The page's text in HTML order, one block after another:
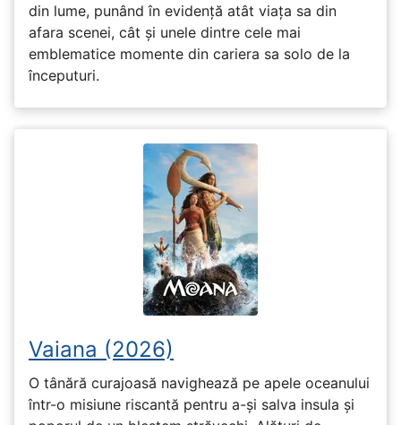
din lume, punând în evidență atât viața sa din
afara scenei, cât și unele dintre cele mai
emblematice momente din cariera sa solo de la
începuturi.
Vaiana (2026)
O tânără curajoasă navighează pe apele oceanului
într-o misiune riscantă pentru a-și salva insula și